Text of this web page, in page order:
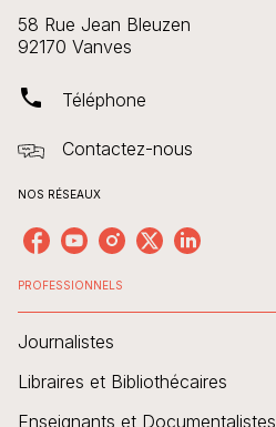
58 Rue Jean Bleuzen
92170 Vanves
phone Téléphone
Contactez-nous
NOS RÉSEAUX
PROFESSIONNELS
Journalistes
Libraires et Bibliothécaires
Enseignants et Documentalistes